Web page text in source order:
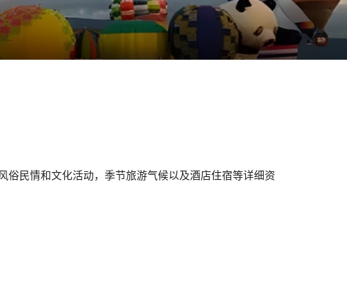
民情和文化活动，季节旅游气候以及酒店住宿等详细资